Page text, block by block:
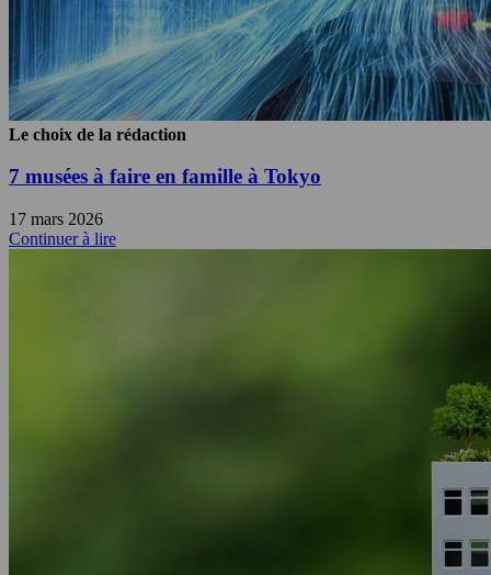
Le choix de la rédaction
7 musées à faire en famille à Tokyo
17 mars 2026
Continuer à lire